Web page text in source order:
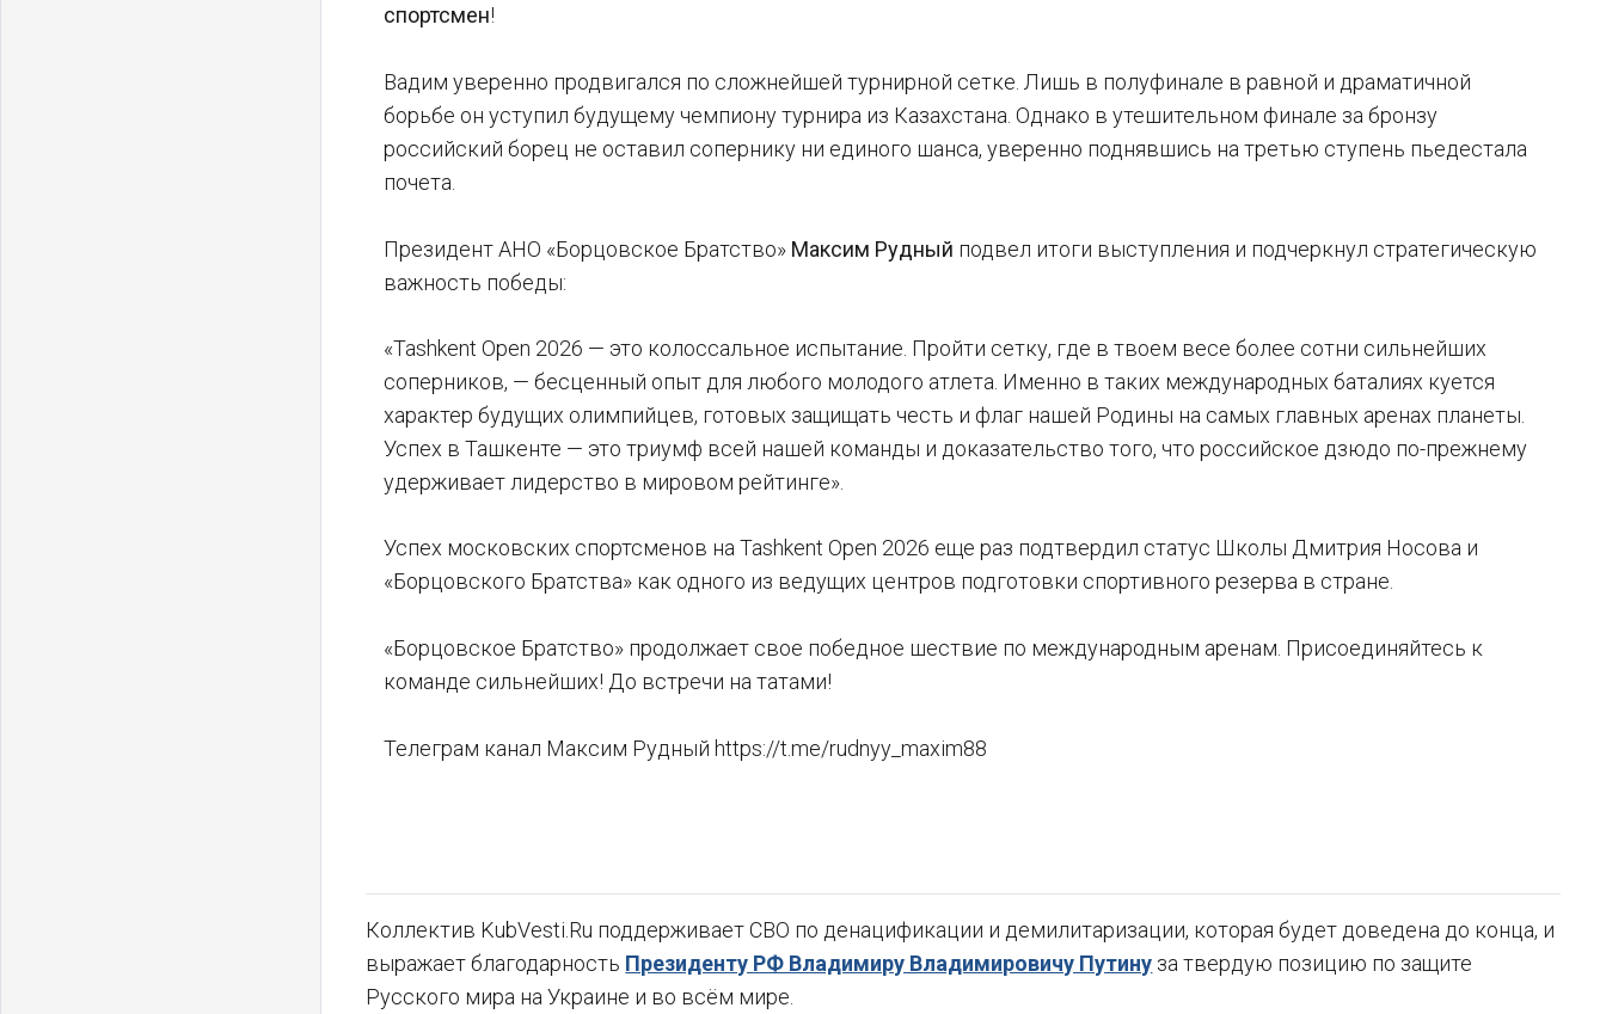
спортсмен!
Вадим уверенно продвигался по сложнейшей турнирной сетке. Лишь в полуфинале в равной и драматичной
борьбе он уступил будущему чемпиону турнира из Казахстана. Однако в утешительном финале за бронзу
российский борец не оставил сопернику ни единого шанса, уверенно поднявшись на третью ступень пьедестала
почета.
Президент АНО «Борцовское Братство» Максим Рудный подвел итоги выступления и подчеркнул стратегическую
важность победы:
«Tashkent Open 2026 — это колоссальное испытание. Пройти сетку, где в твоем весе более сотни сильнейших
соперников, — бесценный опыт для любого молодого атлета. Именно в таких международных баталиях куется
характер будущих олимпийцев, готовых защищать честь и флаг нашей Родины на самых главных аренах планеты.
Успех в Ташкенте — это триумф всей нашей команды и доказательство того, что российское дзюдо по-прежнему
удерживает лидерство в мировом рейтинге».
Успех московских спортсменов на Tashkent Open 2026 еще раз подтвердил статус Школы Дмитрия Носова и
«Борцовского Братства» как одного из ведущих центров подготовки спортивного резерва в стране.
«Борцовское Братство» продолжает свое победное шествие по международным аренам. Присоединяйтесь к
команде сильнейших! До встречи на татами!
Телеграм канал Максим Рудный https://t.me/rudnyy_maxim88
Коллектив KubVesti.Ru поддерживает СВО по денацификации и демилитаризации, которая будет доведена до конца, и
выражает благодарность Президенту РФ Владимиру Владимировичу Путину за твердую позицию по защите
Русского мира на Украине и во всём мире.